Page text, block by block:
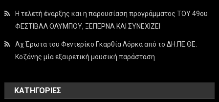
Η τελετή έναρξης και η παρουσίαση προγράμματος ΤΟΥ 49ου
ΦΕΣΤΙΒΑΛ ΟΛΥΜΠΟΥ, ΞΕΠΕΡΝΑ ΚΑΙ ΣΥΝΕΧΙΖΕΙ
Αχ Έρωτα του Φεντερίκο Γκαρθία Λόρκα από το ΔΗ.ΠΕ.ΘΕ.
Κοζάνης μία εξαιρετική μουσική παράσταση
KΑΤΗΓΟΡΊΕΣ